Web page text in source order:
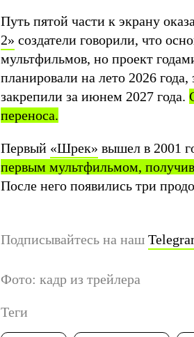
Путь пятой части к экрану
2» создатели говорили, что
мультфильмов, но проект
планировали на лето 2026 года,
закрепили за июнем 2027 года.
переноса.
Первый «Шрек» вышел в 2001
первым мультфильмом,
После него появились три
Подписывайтесь на наш
Фото: кадр из трейлера
Теги